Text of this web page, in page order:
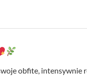
obfite,